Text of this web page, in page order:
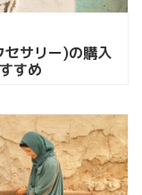
セサリー)の購入
すめ